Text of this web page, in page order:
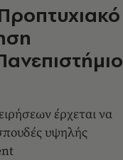
έρχεται να
υψηλής